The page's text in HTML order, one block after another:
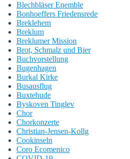
Blechbläser Enemble
Bonhoeffers Friedensrede
Breklehem
Breklum
Breklumer Mission
Brot, Schmalz und Bier
Buchvorstellung
Bugenhagen
Burkal Kirke
Busausflug
Buxtehude
Byskoven Tinglev
Chor
Chorkonzerte
Christian-Jensen-Kollg
Cookinseln
Coro Ecomenico